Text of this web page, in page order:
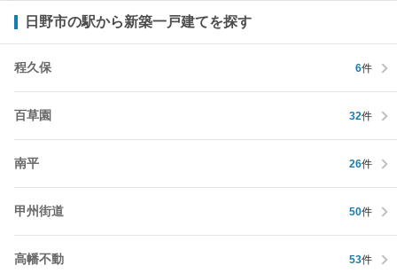
日野市の駅から新築一戸建てを探す
程久保 6件
百草園 32件
南平 26件
甲州街道 50件
高幡不動 53件